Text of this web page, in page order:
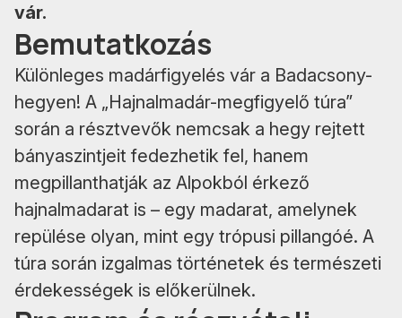
vár.
Bemutatkozás
Különleges madárfigyelés vár a Badacsony-
hegyen! A „Hajnalmadár-megfigyelő túra”
során a résztvevők nemcsak a hegy rejtett
bányaszintjeit fedezhetik fel, hanem
megpillanthatják az Alpokból érkező
hajnalmadarat is – egy madarat, amelynek
repülése olyan, mint egy trópusi pillangóé. A
túra során izgalmas történetek és természeti
érdekességek is előkerülnek.